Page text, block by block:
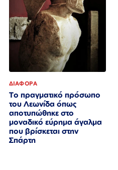
ΔΙΑΦΟΡΑ
Το πραγματικό πρόσωπο
του Λεωνίδα όπως
αποτυπώθηκε στο
μοναδικό εύρημα άγαλμα
που βρίσκεται στην
Σπάρτη